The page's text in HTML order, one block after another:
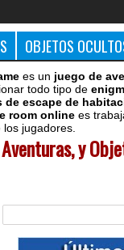
OBJETOS
es un juego de
todo tipo de
de escape de
room online es
jugadores.
Aventuras, y